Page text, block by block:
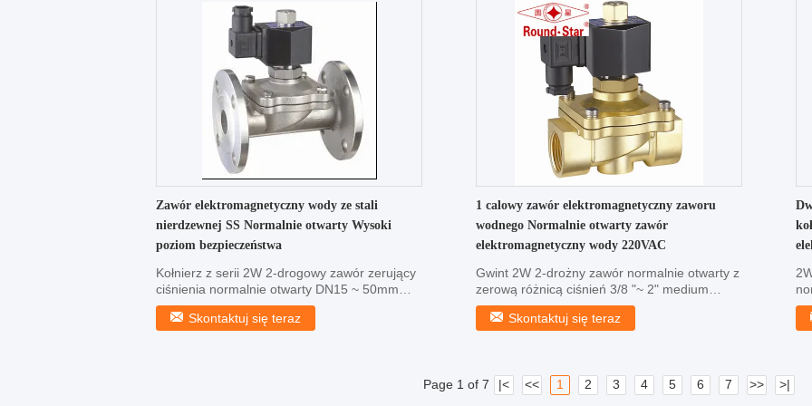
Zawór elektromagnetyczny wody ze stali
nierdzewnej SS Normalnie otwarty Wysoki
poziom bezpieczeństwa
Kołnierz z serii 2W 2-drogowy zawór zerujący
ciśnienia normalnie otwarty DN15 ~ 50mm
Cechy: Prosta ...
Skontaktuj się teraz
1 calowy zawór elektromagnetyczny zaworu
wodnego Normalnie otwarty zawór
elektromagnetyczny wody 220VAC
Gwint 2W 2-drożny zawór normalnie otwarty z
zerową różnicą ciśnień 3/8 "~ 2" medium
robocze: woda, ...
Skontaktuj się teraz
Page 1 of 7 |< << 1 2 3 4 5 6 7 >> >|